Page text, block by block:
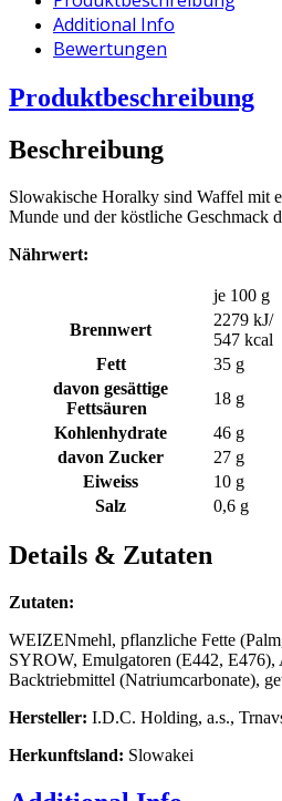
Additional Info
Bewertungen
Produktbeschreibung
Beschreibung
Slowakische Horalky sind Waffel mit
Munde und der köstliche Geschmack
Nährwert:
je 100 g
Brennwert
2279 kJ/
547 kcal
Fett
35 g
davon gesättige
Fettsäuren
18 g
Kohlenhydrate
46 g
davon Zucker
27 g
Eiweiss
10 g
Salz
0,6 g
Details & Zutaten
Zutaten:
WEIZENmehl, pflanzliche Fette
SYROW, Emulgatoren (E442,
Backtriebmittel (Natriumcarbonate),
Hersteller: I.D.C. Holding, a.s.,
Herkunftsland: Slowakei